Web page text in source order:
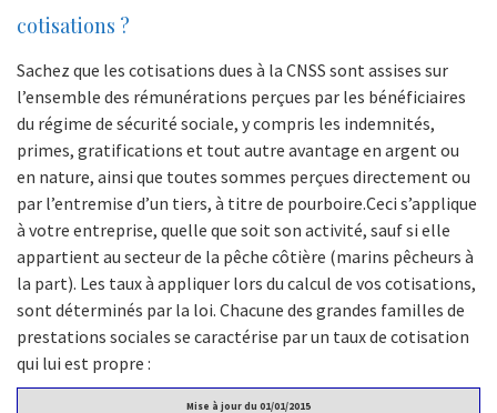
cotisations ?
Sachez que les cotisations dues à la CNSS sont assises sur
l’ensemble des rémunérations perçues par les bénéficiaires
du régime de sécurité sociale, y compris les indemnités,
primes, gratifications et tout autre avantage en argent ou
en nature, ainsi que toutes sommes perçues directement ou
par l’entremise d’un tiers, à titre de pourboire.Ceci s’applique
à votre entreprise, quelle que soit son activité, sauf si elle
appartient au secteur de la pêche côtière (marins pêcheurs à
la part). Les taux à appliquer lors du calcul de vos cotisations,
sont déterminés par la loi. Chacune des grandes familles de
prestations sociales se caractérise par un taux de cotisation
qui lui est propre :
Mise à jour du 01/01/2015